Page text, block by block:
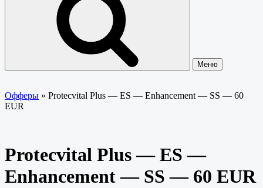
Меню
Офферы » Protecvital Plus — ES — Enhancement — SS — 60
EUR
Protecvital Plus — ES —
Enhancement — SS — 60 EUR